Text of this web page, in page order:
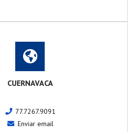
CUERNAVACA
77.7267.9091
Enviar email